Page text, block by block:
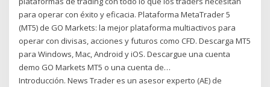
para operar con éxito y eficacia. Plataforma MetaTrader 5
(MT5) de GO Markets: la mejor plataforma multiactivos para
operar con divisas, acciones y futuros como CFD. Descarga MT5
para Windows, Mac, Android y iOS. Descargue una cuenta
demo GO Markets MT5 o una cuenta de…
Introducción. News Trader es un asesor experto (AE) de